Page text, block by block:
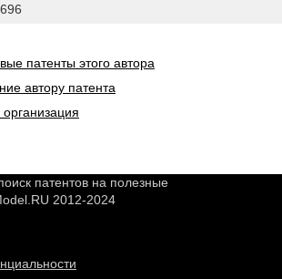
патенты этого автора
автору патента
патентов на полезные
2012-2024